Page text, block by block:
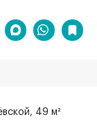
49 м²